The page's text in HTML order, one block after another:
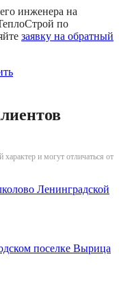
инженера на
по
заявку на обратный
и могут отличаться от
Ленинградской
поселке Вырица